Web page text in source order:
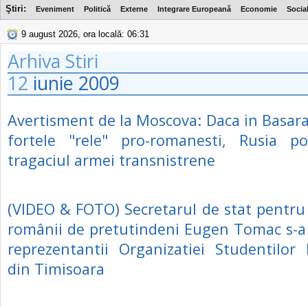
Ştiri: Eveniment Politică Externe Integrare Europeană Economie Social
9 august 2026, ora locală: 06:31
Arhiva Stiri
12 iunie 2009
Avertisment de la Moscova: Daca in
fortele "rele" pro-romanesti, Rusia
tragaciul armei transnistrene
(VIDEO & FOTO) Secretarul de stat
românii de pretutindeni Eugen Tomac s-
reprezentantii Organizatiei Studentilor
din Timisoara